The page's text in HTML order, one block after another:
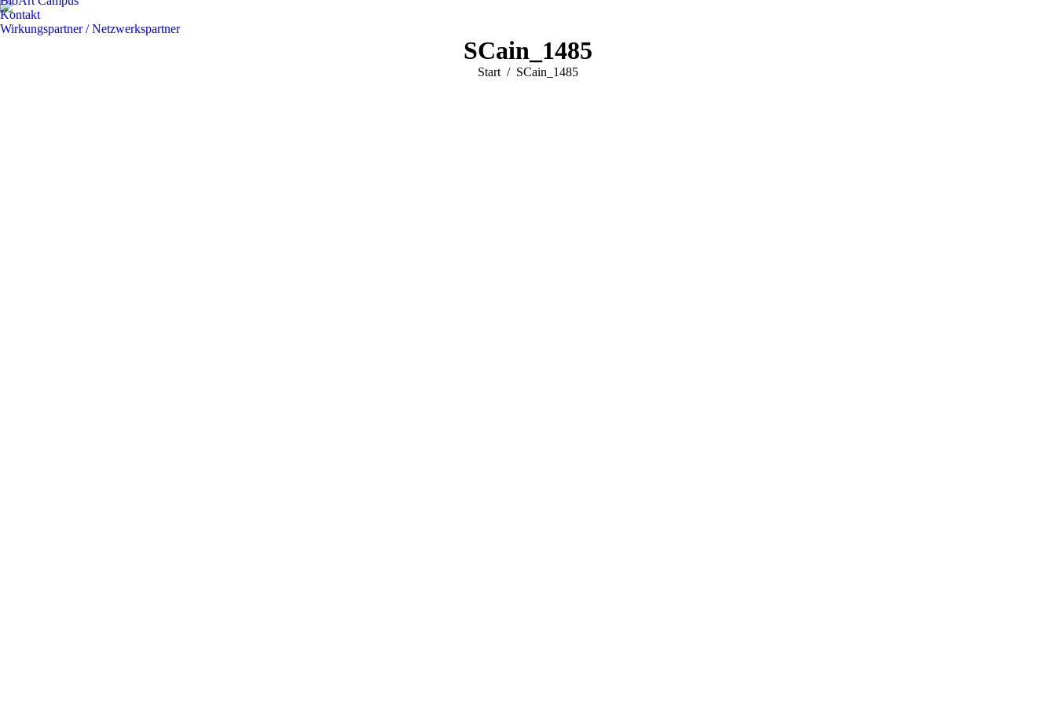
Kontakt
Wirkungspartner / Netzwerkspartner
SCain_1485
Sie befinden sich hier:
Start SCain_1485